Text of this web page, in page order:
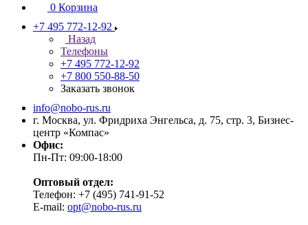
0 Корзина
+7 495 772-12-92
Назад
Телефоны
+7 495 772-12-92
+7 800 550-88-50
Заказать звонок
info@nobo-rus.ru
г. Москва, ул. Фридриха Энгельса, д. 75, стр. 3, Бизнес-
центр «Компас»
Офис:
Пн-Пт: 09:00-18:00
Оптовый отдел:
Телефон: +7 (495) 741-91-52
E-mail: opt@nobo-rus.ru